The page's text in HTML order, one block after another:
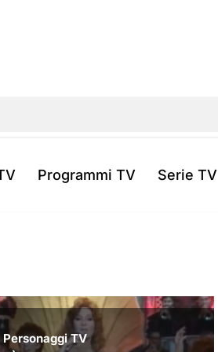
Programmi TV Serie TV